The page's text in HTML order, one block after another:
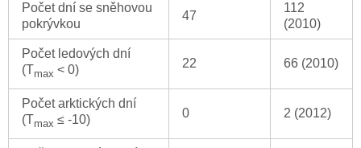
Počet dní se sněhovou
pokrývkou
47
112
(2010)
Počet ledových dní
(Tmax < 0) 22 66 (2010)
Počet arktických dní
(Tmax ≤ -10) 0 2 (2012)